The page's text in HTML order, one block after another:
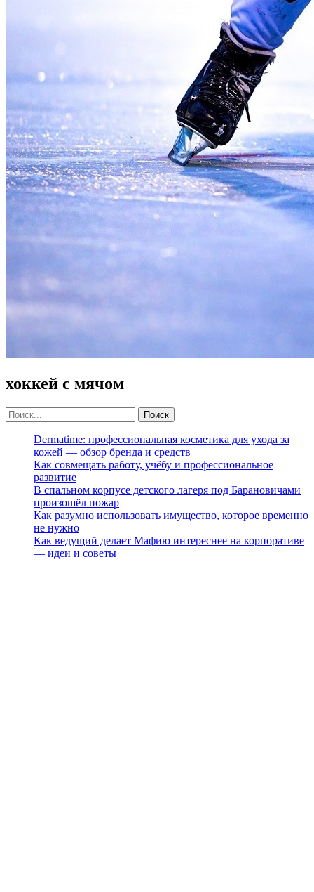
хоккей с мячом
Dermatime: профессиональная косметика для ухода за
кожей — обзор бренда и средств
Как совмещать работу, учёбу и профессиональное
развитие
В спальном корпусе детского лагеря под Барановичами
произошёл пожар
Как разумно использовать имущество, которое временно
не нужно
Как ведущий делает Мафию интереснее на корпоративе
— идеи и советы